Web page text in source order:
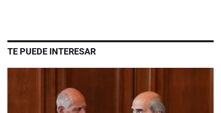
TE PUEDE INTERESAR